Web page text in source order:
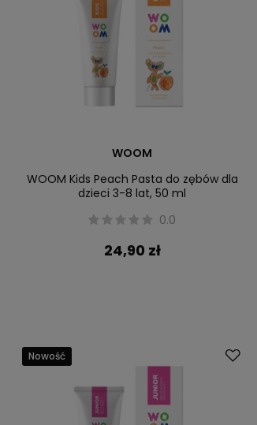
WOOM
WOOM Kids Peach Pasta do zębów dla
dzieci 3-8 lat, 50 ml
0.0
24,90 zł
Nowość